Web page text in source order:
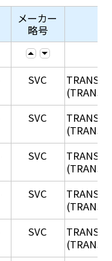
メーカー
略号
SVC TRANSIL
SVC TRANSIL
SVC TRANSIL
SVC TRANSIL
SVC TRANSIL